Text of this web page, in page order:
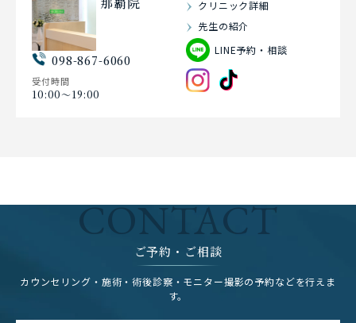
098-867-6060
受付時間
10:00〜19:00
クリニック詳細
先生の紹介
LINE予約・相談
CONTACT
ご予約・ご相談
カウンセリング・施術・術後診察・モニター撮影の予約などを行えま
す。